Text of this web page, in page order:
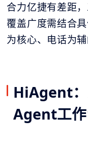
合力亿捷有差距
覆盖广度需结合
为核心、电话为辅
HiAgent
Agent工